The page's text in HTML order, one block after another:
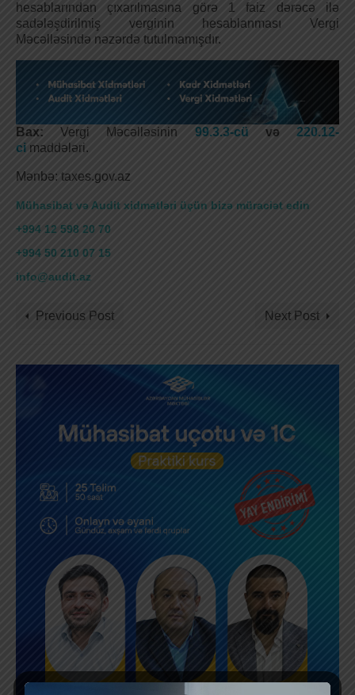
hesablarından çıxarılmasına görə 1 faiz dərəcə ilə
sadələşdirilmiş verginin hesablanması Vergi
Məcəlləsində nəzərdə tutulmamışdır.
Bax: Vergi Məcəlləsinin 99.3.3-cü və220.12-
ci maddələri.
Mənbə: taxes.gov.az
Mühasibat və Audit xidmətləri üçün bizə müraciət edin
+994 12 598 20 70
+994 50 210 07 15
info@audit.az
Previous Post Next Post